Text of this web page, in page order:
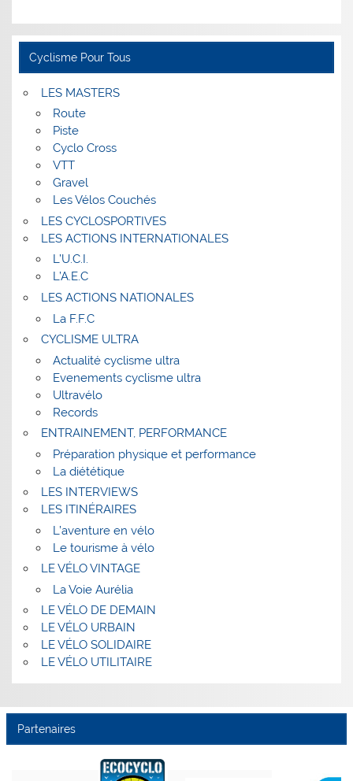
Cyclisme Pour Tous
LES MASTERS
Route
Piste
Cyclo Cross
VTT
Gravel
Les Vélos Couchés
LES CYCLOSPORTIVES
LES ACTIONS INTERNATIONALES
L’U.C.I.
L’A.E.C
LES ACTIONS NATIONALES
La F.F.C
CYCLISME ULTRA
Actualité cyclisme ultra
Evenements cyclisme ultra
Ultravélo
Records
ENTRAINEMENT, PERFORMANCE
Préparation physique et performance
La diététique
LES INTERVIEWS
LES ITINÉRAIRES
L’aventure en vélo
Le tourisme à vélo
LE VÉLO VINTAGE
La Voie Aurélia
LE VÉLO DE DEMAIN
LE VÉLO URBAIN
LE VÉLO SOLIDAIRE
LE VÉLO UTILITAIRE
Partenaires